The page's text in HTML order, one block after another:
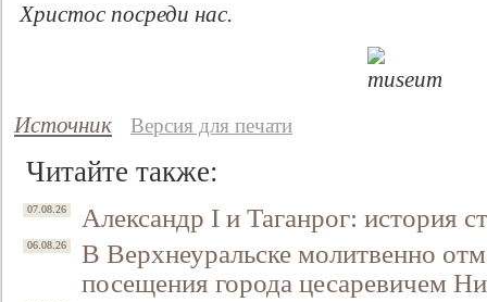
Христос посреди нас.
Источник Версия для печати
Читайте также:
07.08.26 Александр I и Таганрог: история
06.08.26
В Верхнеуральске молитвенно
посещения города цесаревичем